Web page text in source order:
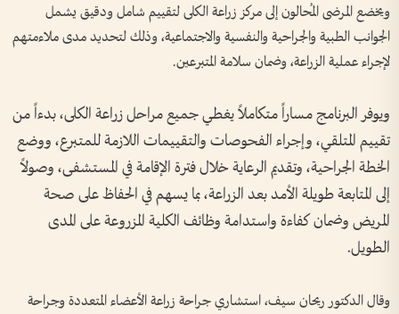
ويخضع المرضى المُحالون إلى مركز زراعة الكلى لتقييم شامل ودقيق يشمل
الجوانب الطبية والجراحية والنفسية والاجتماعية، وذلك لتحديد مدى ملاءمتهم
لإجراء عملية الزراعة، وضمان سلامة المتبرعين.
ويوفر البرنامج مساراً متكاملاً يغطي جميع مراحل زراعة الكلى، بدءاً من
تقييم المتلقي، وإجراء الفحوصات والتقييمات اللازمة للمتبرع، ووضع
الخطة الجراحية، وتقديم الرعاية خلال فترة الإقامة في المستشفى، وصولاً
إلى المتابعة طويلة الأمد بعد الزراعة، بما يسهم في الحفاظ على صحة
المريض وضمان كفاءة واستدامة وظائف الكلية المزروعة على المدى
الطويل.
وقال الدكتور ريحان سيف، استشاري جراحة زراعة الأعضاء المتعددة وجراحة